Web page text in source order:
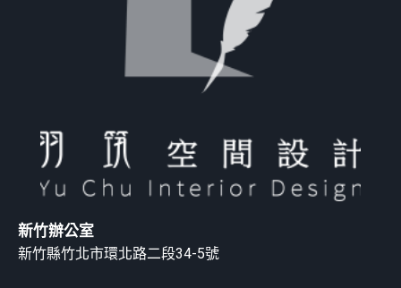
新竹辦公室
新竹縣竹北市環北路二段34-5號